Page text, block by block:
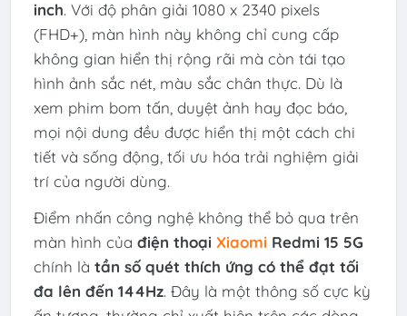
inch. Với độ phân giải 1080 x 2340 pixels
(FHD+), màn hình này không chỉ cung cấp
không gian hiển thị rộng rãi mà còn tái tạo
hình ảnh sắc nét, màu sắc chân thực. Dù là
xem phim bom tấn, duyệt ảnh hay đọc báo,
mọi nội dung đều được hiển thị một cách chi
tiết và sống động, tối ưu hóa trải nghiệm giải
trí của người dùng.
Điểm nhấn công nghệ không thể bỏ qua trên
màn hình của điện thoại Xiaomi Redmi 15 5G
chính là tần số quét thích ứng có thể đạt tối
đa lên đến 144Hz. Đây là một thông số cực kỳ